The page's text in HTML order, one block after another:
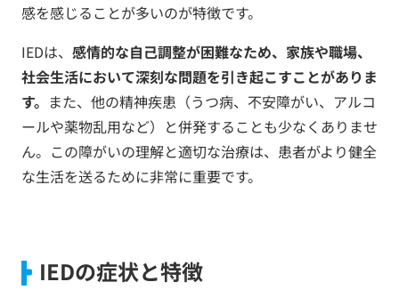
感を感じることが多いのが特徴です。
IEDは、 感情的な自己調整が困難なため、家族や職場、
社会生活において深刻な問題を引き起こすことがありま
す。 また、他の精神疾患（うつ病、不安障がい、アルコ
ールや薬物乱用など）と併発することも少なくありませ
ん。この障がいの理解と適切な治療は、患者がより健全
な生活を送るために非常に重要です。
IEDの症状と特徴